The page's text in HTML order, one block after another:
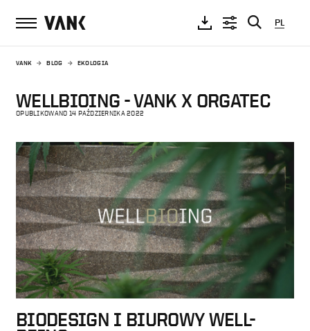
PL
VANK BLOG EKOLOGIA
WELLBIOING - VANK X ORGATEC
OPUBLIKOWANO 14 PAŹDZIERNIKA 2022
BIODESIGN I BIUROWY WELL-